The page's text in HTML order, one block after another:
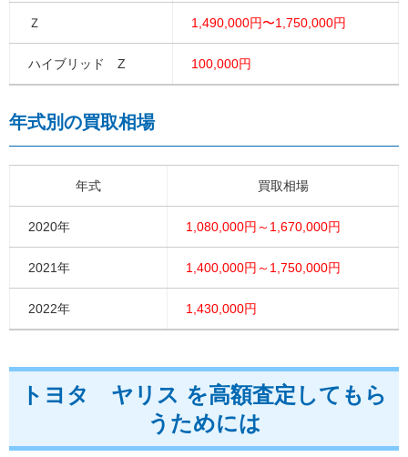
Ｚ 1,490,000円〜1,750,000円
ハイブリッド Z 100,000円
年式別の買取相場
年式 買取相場
2020年 1,080,000円～1,670,000円
2021年 1,400,000円～1,750,000円
2022年 1,430,000円
トヨタ ヤリス を高額査定してもら
うためには